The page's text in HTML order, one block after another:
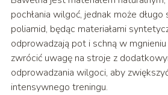
pochłania wilgoć, jednak może
poliamid, będąc materiałami
odprowadzają pot i schną w
zwrócić uwagę na stroje z
odprowadzania wilgoci, aby
intensywnego treningu.